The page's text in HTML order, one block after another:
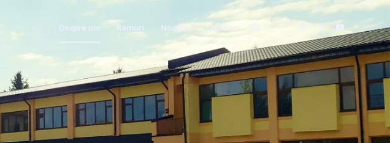
Despre noi Ramuri Noutăți Contact